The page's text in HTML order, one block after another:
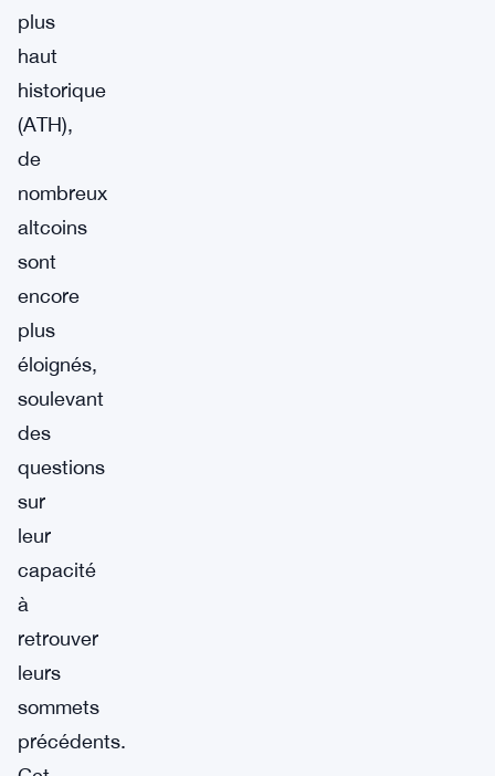
plus
haut
historique
(ATH),
de
nombreux
altcoins
sont
encore
plus
éloignés,
soulevant
des
questions
sur
leur
capacité
à
retrouver
leurs
sommets
précédents.